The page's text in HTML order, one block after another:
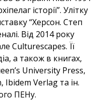
історії”. Улітку
“Херсон. Степ
Від 2014 року
Culturescapes. Її
а також в книгах,
University Press,
Verlag та ін.
ПЕНу.